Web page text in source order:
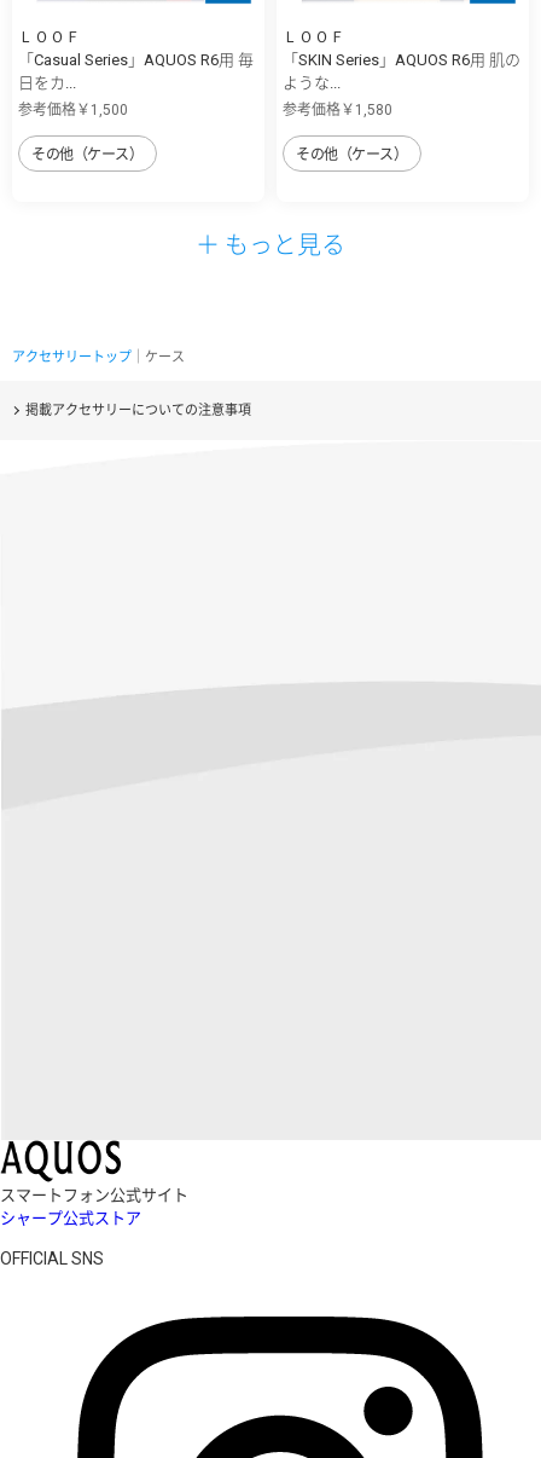
ＬＯＯＦ
「Casual Series」AQUOS R6用 毎
日をカ...
参考価格￥1,500
その他（ケース）
ＬＯＯＦ
「SKIN Series」AQUOS R6用 肌の
ような...
参考価格￥1,580
その他（ケース）
＋ もっと見る
アクセサリートップ ｜ケース
掲載アクセサリーについての注意事項
スマートフォン公式サイト
シャープ公式ストア
OFFICIAL SNS